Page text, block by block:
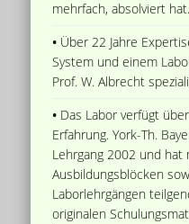
mehrfach, absolviert hat.
• Über 22 Jahre
System und einem
Prof. W. Albrecht
• Das Labor verfügt
Erfahrung. York-Th.
Lehrgang 2002 und hat
Ausbildungsblöcken
Laborlehrgängen
originalen